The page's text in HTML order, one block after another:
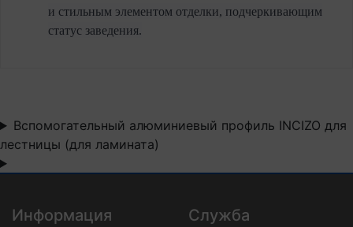
и стильным элементом отделки, подчеркивающим
статус заведения.
Вспомогательный алюминиевый профиль INCIZO для
лестницы (для ламината)
Информация
Служба